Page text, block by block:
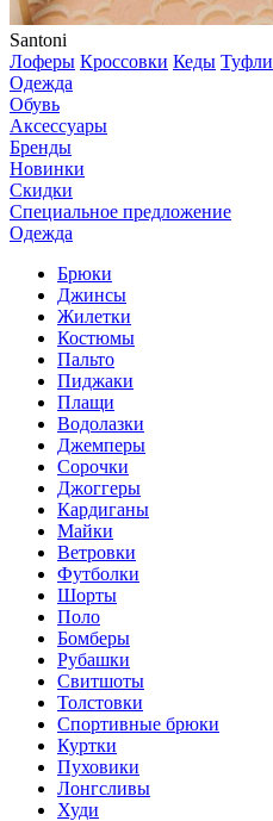
Santoni
Лоферы Кроссовки Кеды Туфли
Одежда
Обувь
Аксессуары
Бренды
Новинки
Скидки
Специальное предложение
Одежда
Брюки
Джинсы
Жилетки
Костюмы
Пальто
Пиджаки
Плащи
Водолазки
Джемперы
Сорочки
Джоггеры
Кардиганы
Майки
Ветровки
Футболки
Шорты
Поло
Бомберы
Рубашки
Свитшоты
Толстовки
Спортивные брюки
Куртки
Пуховики
Лонгсливы
Худи